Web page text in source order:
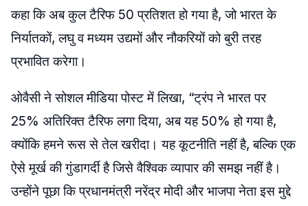
कहा कि अब कुल टैरिफ 50 प्रतिशत हो गया है, जो भारत के
निर्यातकों, लघु व मध्यम उद्यमों और नौकरियों को बुरी तरह
प्रभावित करेगा।
ओवैसी ने सोशल मीडिया पोस्ट में लिखा, “ट्रंप ने भारत पर
25% अतिरिक्त टैरिफ लगा दिया, अब यह 50% हो गया है,
क्योंकि हमने रूस से तेल खरीदा। यह कूटनीति नहीं है, बल्कि एक
ऐसे मूर्ख की गुंडागर्दी है जिसे वैश्विक व्यापार की समझ नहीं है।
उन्होंने पूछा कि प्रधानमंत्री नरेंद्र मोदी और भाजपा नेता इस मुद्दे